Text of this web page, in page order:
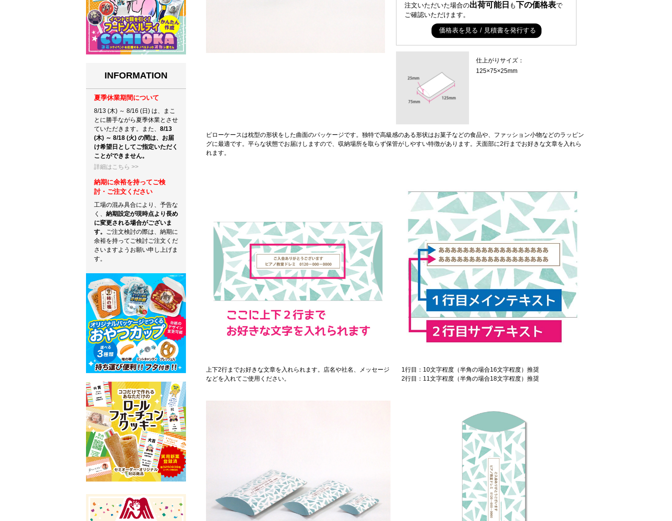
注文いただいた場合の出荷可能日 も下の価格表で
ご確認いただけます。
価格表を見る / 見積書を発行する
仕上がりサイズ：
125×75×25mm
ピローケースは枕型の形状をした曲面のパッケージです。独特で高級感のある形状はお菓子などの食品や、ファッション小物などのラッピン
グに最適です。平らな状態でお届けしますので、収納場所を取らず保管がしやすい特徴があります。天面部に2行までお好きな文章を入れら
れます。
上下2行までお好きな文章を入れられます。店名や社名、メッセージ
などを入れてご使用ください。
1行目：10文字程度（半角の場合16文字程度）推奨
2行目：11文字程度（半角の場合18文字程度）推奨
INFORMATION
夏季休業期間について
8/13 (木) ～ 8/16 (日) は、まこ
とに勝手ながら夏季休業とさせ
ていただきます。また、 8/13
(木) ～ 8/18 (火) の間は、お届
け希望日としてご指定いただく
ことができません。
詳細はこちら >>
納期に余裕を持ってご検
討・ご注文ください
工場の混み具合により、予告な
く、 納期設定が現時点より長め
に変更される場合がございま
す。 ご注文検討の際は、納期に
余裕を持ってご検討ご注文くだ
さいますようお願い申し上げま
す。